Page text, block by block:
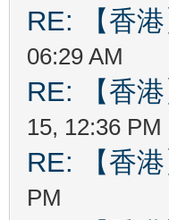
RE: 【香
06:29 AM
RE: 【香
15, 12:36 PM
RE: 【香
PM